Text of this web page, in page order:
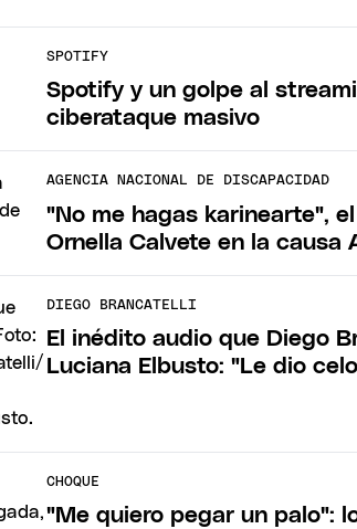
SPOTIFY
Spotify y un golpe al
ciberataque masivo
AGENCIA NACIONAL DE DISCAPACIDAD
"No me hagas karinearte",
Ornella Calvete en la causa
DIEGO BRANCATELLI
El inédito audio que Diego
Luciana Elbusto: "Le dio
CHOQUE
"Me quiero pegar un palo":